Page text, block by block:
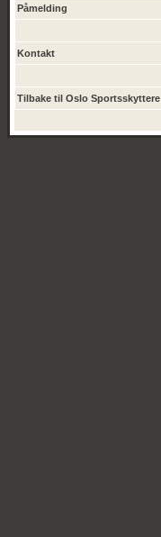
Påmelding
Kontakt
Tilbake til Oslo Sportsskyttere